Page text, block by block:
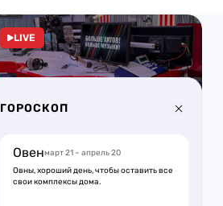
LIVE
ГОРОСКОП
Овенмарт 21 – апрель 20
Овны, хороший день, чтобы оставить все
свои комплексы дома.